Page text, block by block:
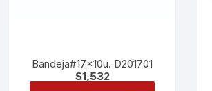
Bandeja#17x10u. D201701
$1,532